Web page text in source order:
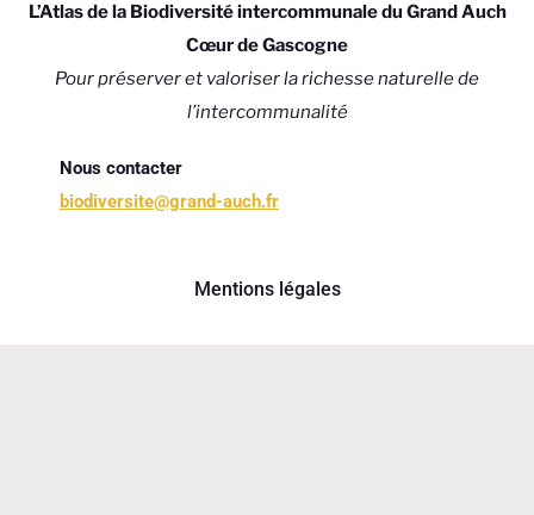
L’Atlas de la Biodiversité intercommunale du Grand Auch
Cœur de Gascogne
Pour préserver et valoriser la richesse naturelle de
l’intercommunalité
Nous contacter
biodiversite@grand-auch.fr
Mentions légales